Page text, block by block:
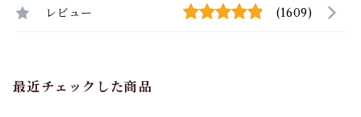
レビュー (1609)
最近チェックした商品